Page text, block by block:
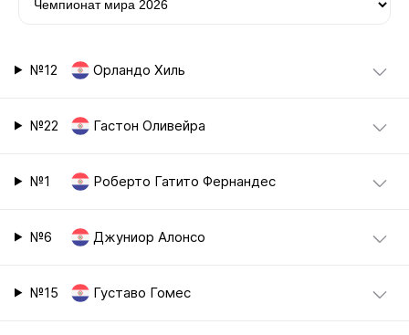
№12 Орландо Хиль
№22 Гастон Оливейра
№1 Роберто Гатито Фернандес
№6 Джуниор Алонсо
№15 Густаво Гомес